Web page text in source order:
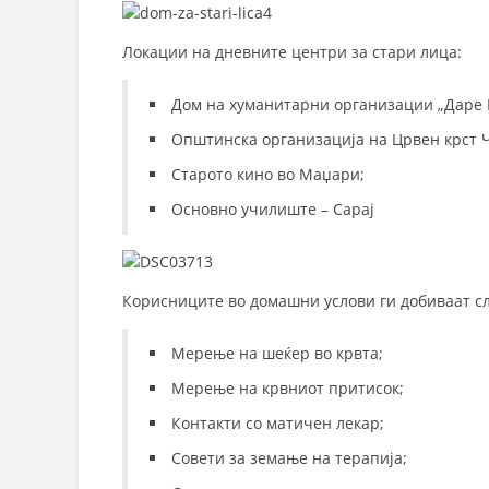
Локации на дневните центри за стари лица:
Дом на хуманитарни организации „Даре
Општинска организација на Црвен крст
Старото кино во Маџари;
Основно училиште – Сарај
Корисниците во домашни услови ги добиваат
Мерење на шеќер во крвта;
Мерење на крвниот притисок;
Контакти со матичен лекар;
Совети за земање на терапија;